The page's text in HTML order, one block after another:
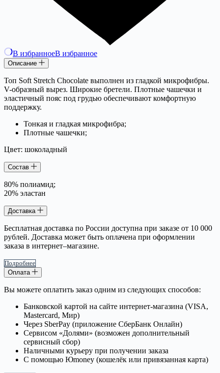
В избранноеВ избранное
Описание
Топ Soft Stretch Chocolate выполнен из гладкой микрофибры.
V-образный вырез. Широкие бретели. Плотные чашечки и
эластичный пояс под грудью обеспечивают комфортную
поддержку.
Тонкая и гладкая микрофибра;
Плотные чашечки;
Цвет: шоколадный
Состав
80% полиамид;
20% эластан
Доставка
Бесплатная доставка по России доступна при заказе от 10 000
рублей. Доставка может быть оплачена при оформлении
заказа в интернет–магазине.
Подробнее
Оплата
Вы можете оплатить заказ одним из следующих способов:
Банковской картой на сайте интернет-магазина (VISA,
Mastercard, Мир)
Через SberPay (приложение СберБанк Онлайн)
Сервисом «Долями» (возможен дополнительный
сервисный сбор)
Наличными курьеру при получении заказа
С помощью Юmoney (кошелёк или привязанная карта)